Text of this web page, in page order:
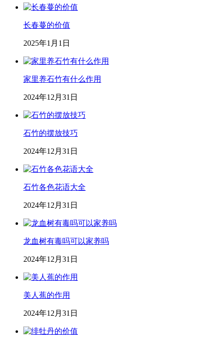
长春蔓的价值
2025年1月1日
家里养石竹有什么作用
2024年12月31日
石竹的摆放技巧
2024年12月31日
石竹各色花语大全
2024年12月31日
龙血树有毒吗可以家养吗
2024年12月31日
美人蕉的作用
2024年12月31日